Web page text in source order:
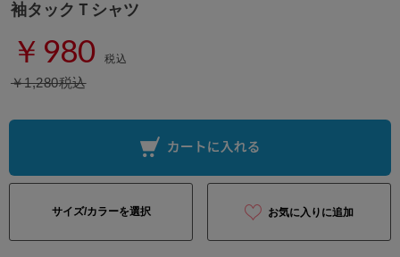
袖タックＴシャツ
￥980 税込
￥1,280税込
サイズ/カラーを選択 お気に入りに追加